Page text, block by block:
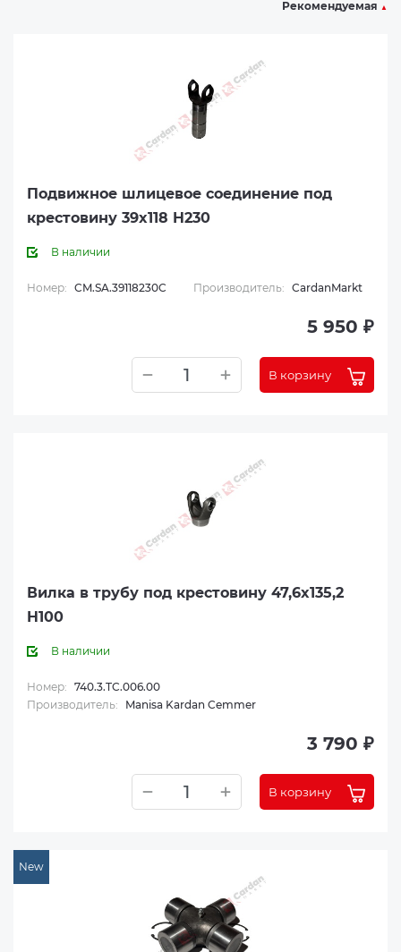
Рекомендуемая ▲
Подвижное шлицевое соединение под
крестовину 39x118 H230
В наличии
Номер: CM.SA.39118230C Производитель: CardanMarkt
5 950 ₽
В корзину
Вилка в трубу под крестовину 47,6x135,2
H100
В наличии
Номер: 740.3.TC.006.00
Производитель:
Manisa Kardan Cemmer
3 790 ₽
В корзину
New